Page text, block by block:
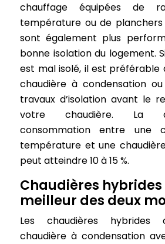
chauffage équipées de
température ou de planchers
sont également plus
bonne isolation du logement.
est mal isolé, il est préférable
chaudière à condensation ou
travaux d’isolation avant le
votre chaudière. La
consommation entre une
température et une
peut atteindre 10 à 15 %.
Chaudières hybrides
meilleur des deux
Les chaudières hybrides
chaudière à condensation